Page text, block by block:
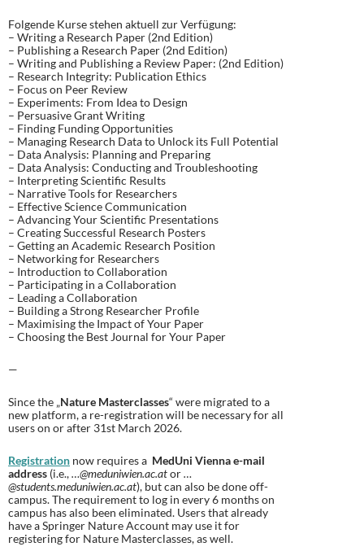
Folgende Kurse stehen aktuell zur Verfügung:
– Writing a Research Paper (2nd Edition)
– Publishing a Research Paper (2nd Edition)
– Writing and Publishing a Review Paper: (2nd Edition)
– Research Integrity: Publication Ethics
– Focus on Peer Review
– Experiments: From Idea to Design
– Persuasive Grant Writing
– Finding Funding Opportunities
– Managing Research Data to Unlock its Full Potential
– Data Analysis: Planning and Preparing
– Data Analysis: Conducting and Troubleshooting
– Interpreting Scientific Results
– Narrative Tools for Researchers
– Effective Science Communication
– Advancing Your Scientific Presentations
– Creating Successful Research Posters
– Getting an Academic Research Position
– Networking for Researchers
– Introduction to Collaboration
– Participating in a Collaboration
– Leading a Collaboration
– Building a Strong Researcher Profile
– Maximising the Impact of Your Paper
– Choosing the Best Journal for Your Paper
—
Since the „Nature Masterclasses“ were migrated to a
new platform, a re-registration will be necessary for all
users on or after 31st March 2026.
Registration now requires a MedUni Vienna e-mail
address (i.e.,…@meduniwien.ac.ator…
@students.meduniwien.ac.at), but can also be done off-
campus. The requirement to log in every 6 months on
campus has also been eliminated. Users that already
have a Springer Nature Account may use it for
registering for Nature Masterclasses, as well.